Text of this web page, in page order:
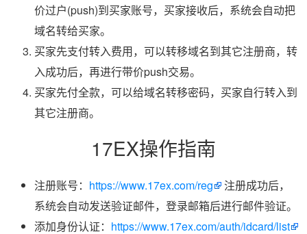
价过户(push)到买家账号，买家接收后，系统会自动把
域名转给买家。
买家先支付转入费用，可以转移域名到其它注册商，转
入成功后，再进行带价push交易。
买家先付全款，可以给域名转移密码，买家自行转入到
其它注册商。
17EX操作指南
注册账号： https://www.17ex.com/reg
注册成功后，
系统会自动发送验证邮件，登录邮箱后进行邮件验证。
添加身份认证： https://www.17ex.com/auth/idcard/list